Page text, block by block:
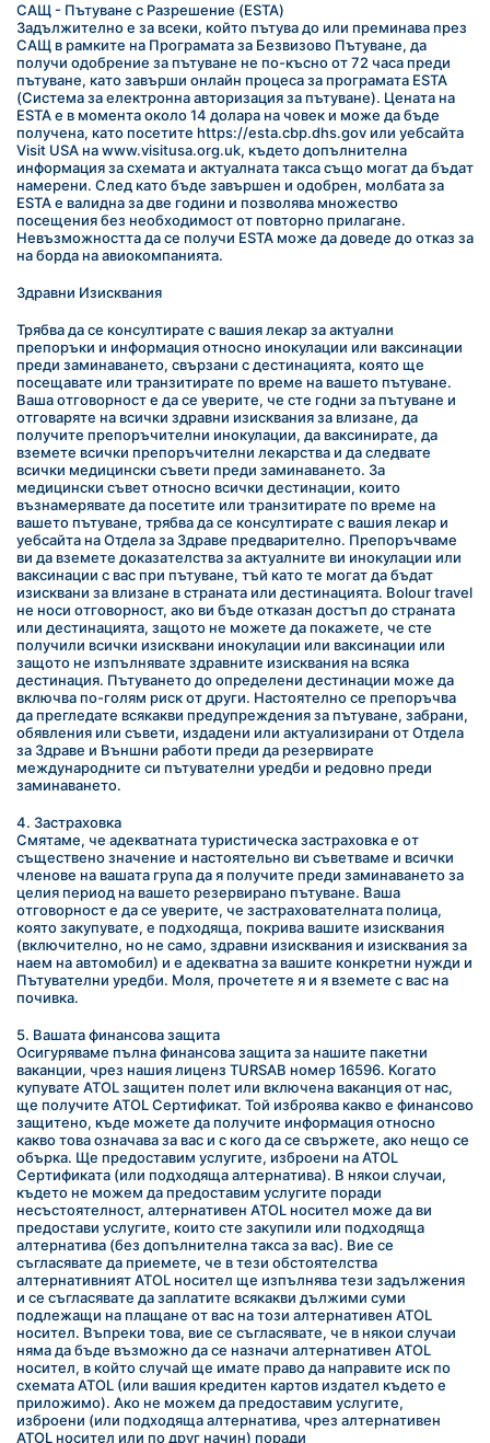
САЩ - Пътуване с Разрешение (ESTA)
Задължително е за всеки, който пътува до или преминава през
САЩ в рамките на Програмата за Безвизово Пътуване, да
получи одобрение за пътуване не по-късно от 72 часа преди
пътуване, като завърши онлайн процеса за програмата ESTA
(Система за електронна авторизация за пътуване). Цената на
ESTA е в момента около 14 долара на човек и може да бъде
получена, като посетите https://esta.cbp.dhs.gov или уебсайта
Visit USA на www.visitusa.org.uk, където допълнителна
информация за схемата и актуалната такса също могат да бъдат
намерени. След като бъде завършен и одобрен, молбата за
ESTA е валидна за две години и позволява множество
посещения без необходимост от повторно прилагане.
Невъзможността да се получи ESTA може да доведе до отказ за
на борда на авиокомпанията.
Здравни Изисквания
Трябва да се консултирате с вашия лекар за актуални
препоръки и информация относно инокулации или ваксинации
преди заминаването, свързани с дестинацията, която ще
посещавате или транзитирате по време на вашето пътуване.
Ваша отговорност е да се уверите, че сте годни за пътуване и
отговаряте на всички здравни изисквания за влизане, да
получите препоръчителни инокулации, да ваксинирате, да
вземете всички препоръчителни лекарства и да следвате
всички медицински съвети преди заминаването. За
медицински съвет относно всички дестинации, които
възнамерявате да посетите или транзитирате по време на
вашето пътуване, трябва да се консултирате с вашия лекар и
уебсайта на Отдела за Здраве предварително. Препоръчваме
ви да вземете доказателства за актуалните ви инокулации или
ваксинации с вас при пътуване, тъй като те могат да бъдат
изисквани за влизане в страната или дестинацията. Bolour travel
не носи отговорност, ако ви бъде отказан достъп до страната
или дестинацията, защото не можете да покажете, че сте
получили всички изисквани инокулации или ваксинации или
защото не изпълнявате здравните изисквания на всяка
дестинация. Пътуването до определени дестинации може да
включва по-голям риск от други. Настоятелно се препоръчва
да прегледате всякакви предупреждения за пътуване, забрани,
обявления или съвети, издадени или актуализирани от Отдела
за Здраве и Външни работи преди да резервирате
международните си пътувателни уредби и редовно преди
заминаването.
4. Застраховка
Смятаме, че адекватната туристическа застраховка е от
съществено значение и настоятельно ви съветваме и всички
членове на вашата група да я получите преди заминаването за
целия период на вашето резервирано пътуване. Ваша
отговорност е да се уверите, че застрахователната полица,
която закупувате, е подходяща, покрива вашите изисквания
(включително, но не само, здравни изисквания и изисквания за
наем на автомобил) и е адекватна за вашите конкретни нужди и
Пътувателни уредби. Моля, прочетете я и я вземете с вас на
почивка.
5. Вашата финансова защита
Осигуряваме пълна финансова защита за нашите пакетни
ваканции, чрез нашия лиценз TURSAB номер 16596. Когато
купувате ATOL защитен полет или включена ваканция от нас,
ще получите ATOL Сертификат. Той изброява какво е финансово
защитено, къде можете да получите информация относно
какво това означава за вас и с кого да се свържете, ако нещо се
обърка. Ще предоставим услугите, изброени на ATOL
Сертификата (или подходяща алтернатива). В някои случаи,
където не можем да предоставим услугите поради
несъстоятелност, алтернативен ATOL носител може да ви
предостави услугите, които сте закупили или подходяща
алтернатива (без допълнителна такса за вас). Вие се
съгласявате да приемете, че в тези обстоятелства
алтернативният ATOL носител ще изпълнява тези задължения
и се съгласявате да заплатите всякакви дължими суми
подлежащи на плащане от вас на този алтернативен ATOL
носител. Въпреки това, вие се съгласявате, че в някои случаи
няма да бъде възможно да се назначи алтернативен ATOL
носител, в който случай ще имате право да направите иск по
схемата ATOL (или вашия кредитен картов издател където е
приложимо). Ако не можем да предоставим услугите,
изброени (или подходяща алтернатива, чрез алтернативен
ATOL носител или по друг начин) поради